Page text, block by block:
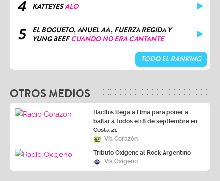
4 KATTEYESALO
5
EL BOGUETO, ANUEL AA , FUERZA REGIDA Y
YUNG BEEFCUANDO NO ERA CANTANTE
TODO EL RANKING
OTROS MEDIOS
Bacilos llega a Lima para poner a
bailar a todos el18 de septiembre en
Costa 21
Vía Corazón
Tributo Oxígeno al Rock Argentino
Vía Oxígeno